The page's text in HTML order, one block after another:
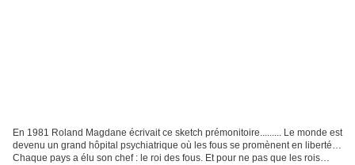
En 1981 Roland Magdane écrivait ce sketch prémonitoire......... Le monde est
devenu un grand hôpital psychiatrique où les fous se promènent en liberté…
Chaque pays a élu son chef : le roi des fous. Et pour ne pas que les rois